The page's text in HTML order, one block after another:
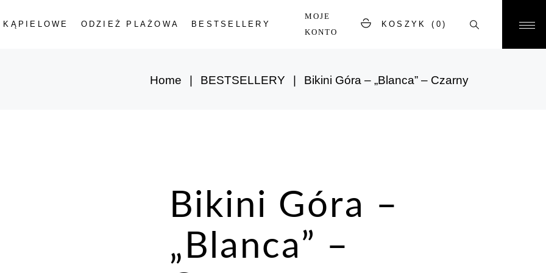
ODZIEŻ PLAŻOWA BESTSELLERY
MOJE
KONTO
KOSZYK (0)
Kostiumy
Home BESTSELLERY Bikini Góra – „Blanca” – Czarny
Bikini Góra –
„Blanca” –